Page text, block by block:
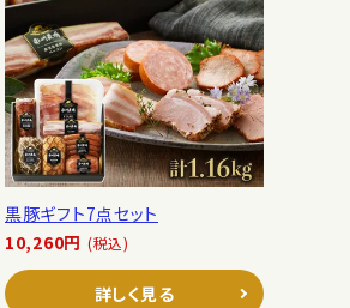
黒豚ギフト7点セット
10,260円 (税込)
詳しく見る